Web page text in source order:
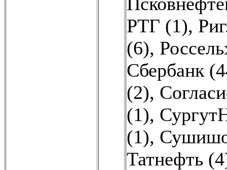
РТГ (1),
(6),
Сбербанк
(2),
(1),
(1),
Татнефть